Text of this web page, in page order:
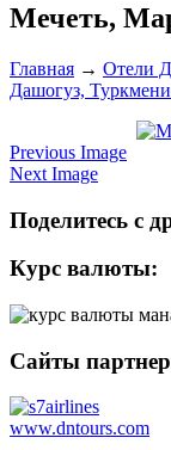
Мечеть,
Главная → Отели
Дашогуз,
Previous Image
Next Image
Поделитесь с
Курс валюты:
Сайты
www.dntours.com